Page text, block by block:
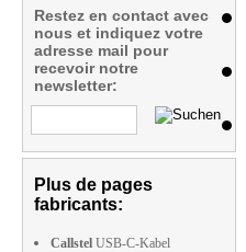
Restez en contact avec
nous et indiquez votre
adresse mail pour
recevoir notre
newsletter:
Plus de pages
fabricants:
Callstel USB-C-Kabel